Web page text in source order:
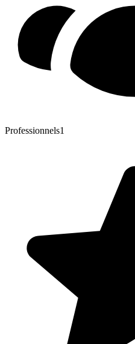
Professionnels1